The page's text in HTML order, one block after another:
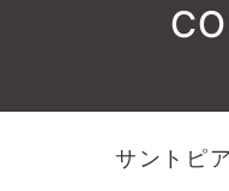
サントピ